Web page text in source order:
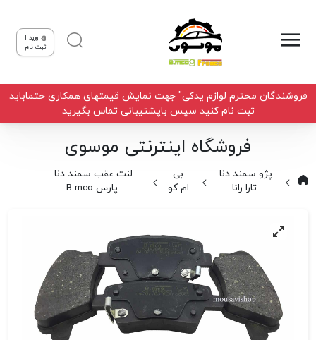
ورود |
ثبت نام
فروشندگان محترم لوازم یدکی" جهت نمایش قیمتهای همکاری حتماباید
ثبت نام کنید سپس باپشتیبانی تماس بگیرید
فروشگاه اینترنتی موسوی
پژو-سمند-دنا-
تارا-رانا
بی
ام کو
لنت عقب سمند دنا-
پارس B.mco